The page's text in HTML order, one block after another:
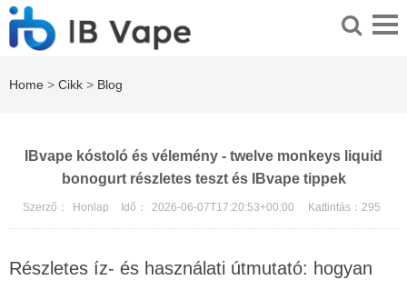
Home > Cikk > Blog
IBvape kóstoló és vélemény - twelve monkeys liquid
bonogurt részletes teszt és IBvape tippek
Szerző： Honlap Idő： 2026-06-07T17:20:53+00:00 Kattintás： 295
Részletes íz- és használati útmutató: hogyan